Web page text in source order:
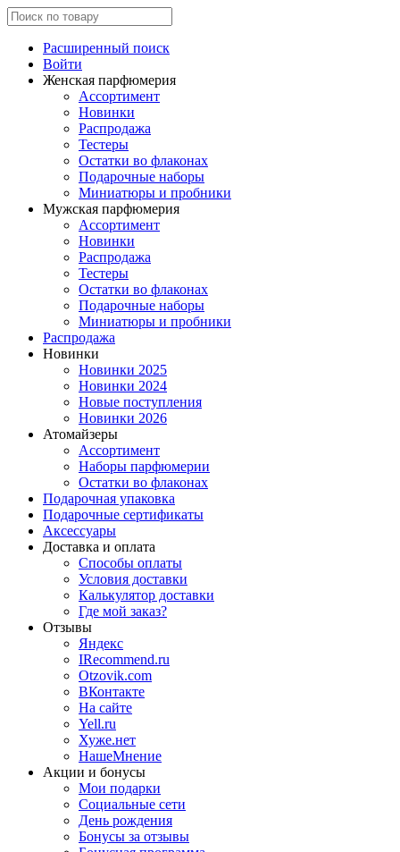
Расширенный поиск
Войти
Женская парфюмерия
Ассортимент
Новинки
Распродажа
Тестеры
Остатки во флаконах
Подарочные наборы
Миниатюры и пробники
Мужская парфюмерия
Ассортимент
Новинки
Распродажа
Тестеры
Остатки во флаконах
Подарочные наборы
Миниатюры и пробники
Распродажа
Новинки
Новинки 2025
Новинки 2024
Новые поступления
Новинки 2026
Атомайзеры
Ассортимент
Наборы парфюмерии
Остатки во флаконах
Подарочная упаковка
Подарочные сертификаты
Аксессуары
Доставка и оплата
Способы оплаты
Условия доставки
Калькулятор доставки
Где мой заказ?
Отзывы
Яндекс
IRecommend.ru
Otzovik.com
ВКонтакте
На сайте
Yell.ru
Хуже.нет
НашеМнение
Акции и бонусы
Мои подарки
Социальные сети
День рождения
Бонусы за отзывы